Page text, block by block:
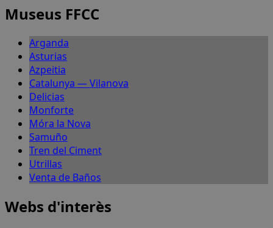
Museus FFCC
Arganda
Asturias
Azpeitia
Catalunya — Vilanova
Delicias
Monforte
Móra la Nova
Samuño
Tren del Ciment
Utrillas
Venta de Baños
Webs d'interès